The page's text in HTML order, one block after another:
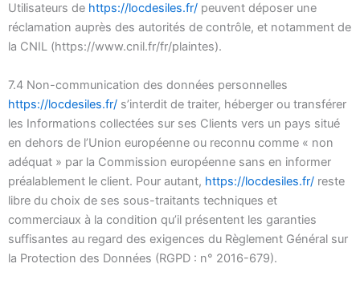
Utilisateurs de https://locdesiles.fr/ peuvent déposer une
réclamation auprès des autorités de contrôle, et notamment de
la CNIL (https://www.cnil.fr/fr/plaintes).
7.4 Non-communication des données personnelles
https://locdesiles.fr/ s’interdit de traiter, héberger ou transférer
les Informations collectées sur ses Clients vers un pays situé
en dehors de l’Union européenne ou reconnu comme « non
adéquat » par la Commission européenne sans en informer
préalablement le client. Pour autant, https://locdesiles.fr/ reste
libre du choix de ses sous-traitants techniques et
commerciaux à la condition qu’il présentent les garanties
suffisantes au regard des exigences du Règlement Général sur
la Protection des Données (RGPD : n° 2016-679).